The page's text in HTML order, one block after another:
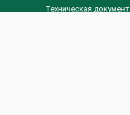
Техническая